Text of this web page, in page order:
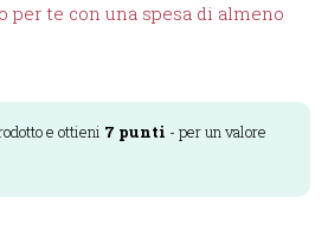
per te con una spesa di almeno
e ottieni 7 punti - per un valore